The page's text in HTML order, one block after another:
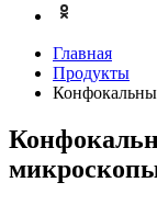
Главная
Продукты